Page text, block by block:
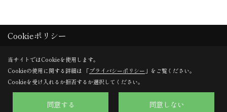
Cookieポリシー
当サイトではCookieを使用します。
Cookieの使用に関する詳細は 「プライバシーポリシー 」をご覧ください。
Cookieを受け入れるか拒否するか選択してください。
同意する 同意しない